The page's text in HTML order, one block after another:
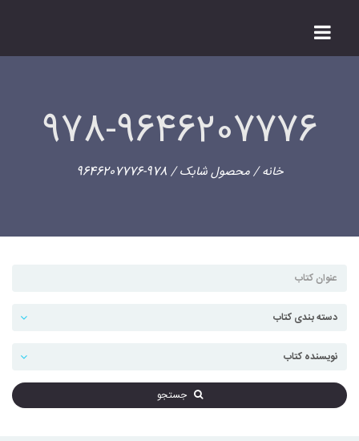
978-9646207776
خانه/ محصول شابک / 978-9646207776
جستجو